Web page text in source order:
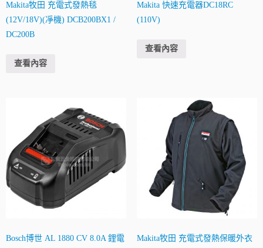
Makita牧田 充電式發熱毯
(12V/18V)(凈機) DCB200BX1 /
DC200B
查看內容
Makita 快速充電器DC18RC
(110V)
查看內容
Bosch博世 AL 1880 CV 8.0A 鋰電
Makita牧田 充電式發熱保暖外衣